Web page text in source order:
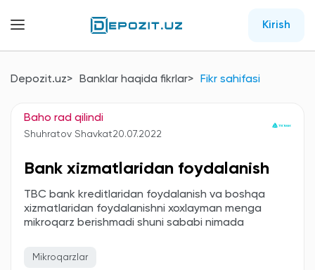
Kirish
Depozit.uz Banklar haqida fikrlar Fikr sahifasi
Baho rad qilindi
Shuhratov Shavkat20.07.2022
Bank xizmatlaridan foydalanish
TBC bank kreditlaridan foydalanish va boshqa
xizmatlaridan foydalanishni xoxlayman menga
mikroqarz berishmadi shuni sababi nimada
Mikroqarzlar